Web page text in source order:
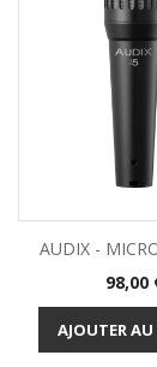
AUDIX -
Prix
98,00
AJOUTER AU